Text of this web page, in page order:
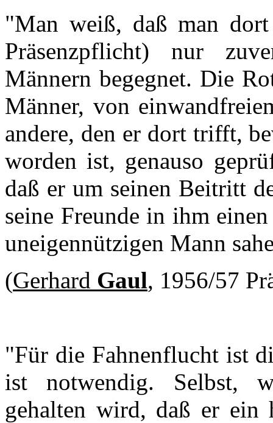
"Man weiß, daß man
Präsenzpflicht) nur
Männern begegnet. Die
Männer, von
andere, den er dort trifft,
worden ist, genauso
daß er um seinen Beitritt
seine Freunde in ihm
uneigennützigen Mann
(Gerhard Gaul, 1956/57
"Für die Fahnenflucht ist
ist notwendig. Selbst,
gehalten wird, daß er ein